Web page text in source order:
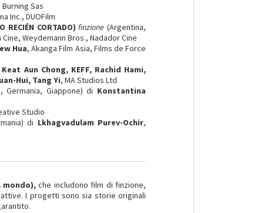
Burning Sas
Inc., DUOFilm
RECIÉN CORTADO) finzione (Argentina,
Weydemann Bros., Nadador Cine
Hua, Akanga Film Asia, Films de Force
Aun Chong, KEFF, Rachid Hami,
Hui, Tang Yi, MA Studios Ltd
Germania, Giappone) di Konstantina
Studio
di Lkhagvadulam Purev-Ochir,
che includono film di finzione,
I progetti sono sia storie originali